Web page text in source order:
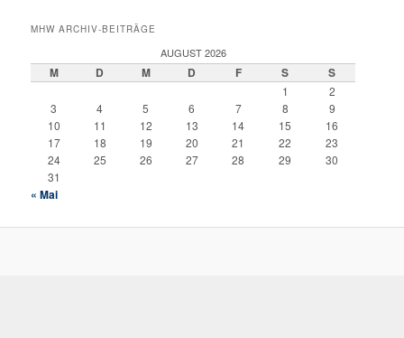
MHW ARCHIV-BEITRÄGE
AUGUST 2026
M D M D F S S
1
2
3
4 5 6 7 8
9
10
11 12 13 14 15
16
17
18 19 20 21 22
23
24
25 26 27 28 29
30
31
« Mai